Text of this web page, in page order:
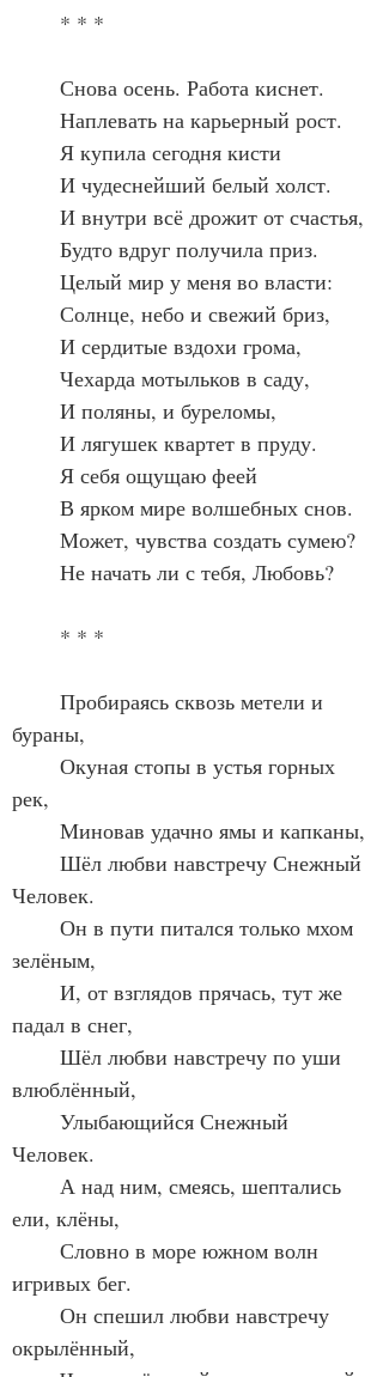
	* * *
	Снова осень. Работа киснет.
	Наплевать на карьерный рост.
	Я купила сегодня кисти
	И чудеснейший белый холст.
	И внутри всё дрожит от счастья,
	Будто вдруг получила приз.
	Целый мир у меня во власти:
	Солнце, небо и свежий бриз,
	И сердитые вздохи грома,
	Чехарда мотыльков в саду,
	И поляны, и буреломы,
	И лягушек квартет в пруду.
	Я себя ощущаю феей
	В ярком мире волшебных снов.
	Может, чувства создать сумею?
	Не начать ли с тебя, Любовь?
	* * *
бураны,
рек,
	Миновав удачно ямы и капканы,
Человек.
зелёным,
падал в снег,
влюблённый,
Человек.
ели, клёны,
игривых бег.
окрылённый,